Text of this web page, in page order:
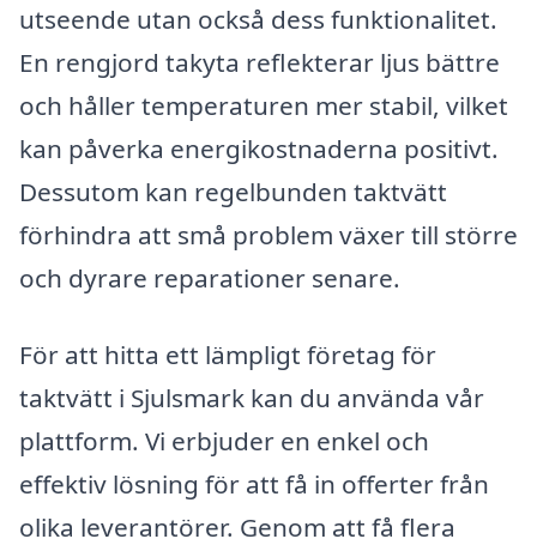
utseende utan också dess funktionalitet.
En rengjord takyta reflekterar ljus bättre
och håller temperaturen mer stabil, vilket
kan påverka energikostnaderna positivt.
Dessutom kan regelbunden taktvätt
förhindra att små problem växer till större
och dyrare reparationer senare.
För att hitta ett lämpligt företag för
taktvätt i Sjulsmark kan du använda vår
plattform. Vi erbjuder en enkel och
effektiv lösning för att få in offerter från
olika leverantörer. Genom att få flera